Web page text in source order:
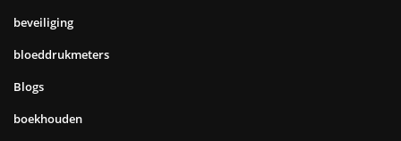
beveiliging
bloeddrukmeters
Blogs
boekhouden